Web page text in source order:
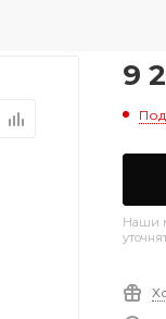
9
Наши